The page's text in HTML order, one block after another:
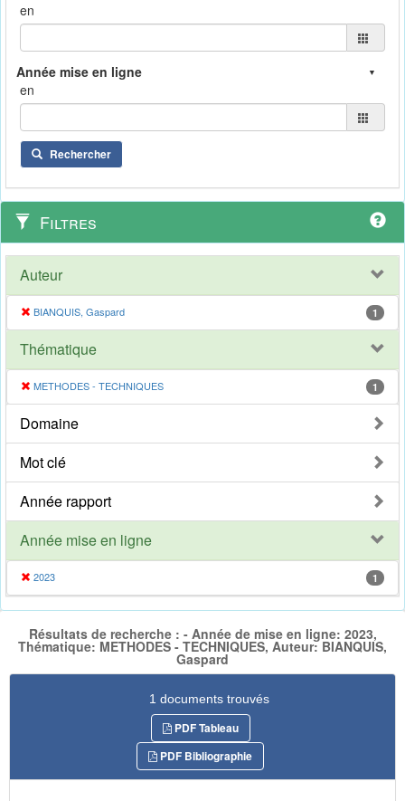
en
en
Rechercher
Filtres
Auteur
BIANQUIS, Gaspard 1
Thématique
METHODES - TECHNIQUES 1
Domaine
Mot clé
Année rapport
Année mise en ligne
2023 1
Résultats de recherche : - Année de mise en ligne: 2023,
Thématique: METHODES - TECHNIQUES, Auteur: BIANQUIS,
Gaspard
1 documents trouvés
PDF Tableau
PDF Bibliographie